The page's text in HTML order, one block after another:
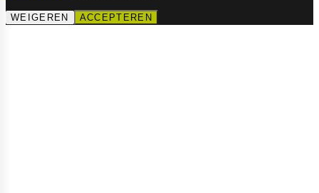
WEIGEREN ACCEPTEREN